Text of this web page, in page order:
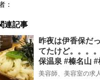
：
連記事
昨夜は伊香保だ
てたけど。。。
保温泉 #榛名山
美容師、美容室の求